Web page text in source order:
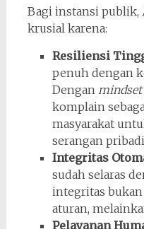
Bagi instansi publik,
krusial karena:
Resiliensi
penuh dengan
Dengan mindset
komplain
masyarakat
serangan
Integritas
sudah selaras
integritas bukan
aturan,
Pelayanan